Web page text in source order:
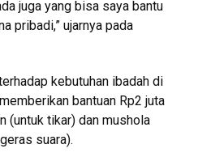
juga yang bisa saya bantu
pribadi,” ujarnya pada
kebutuhan ibadah di
bantuan Rp2 juta
(untuk tikar) dan mushola
suara).